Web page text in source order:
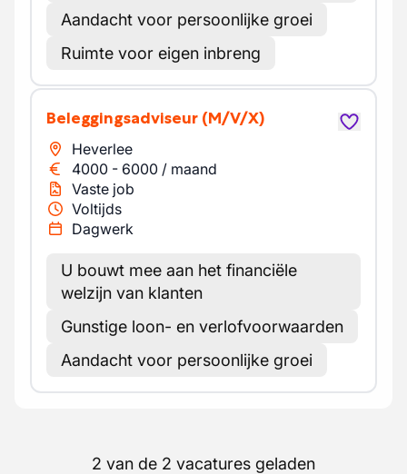
Aandacht voor persoonlijke groei
Ruimte voor eigen inbreng
Beleggingsadviseur (M/V/X)
Heverlee
4000 - 6000 / maand
Vaste job
Voltijds
Dagwerk
U bouwt mee aan het financiële
welzijn van klanten
Gunstige loon- en verlofvoorwaarden
Aandacht voor persoonlijke groei
2 van de 2 vacatures geladen